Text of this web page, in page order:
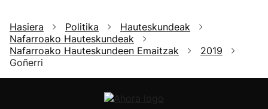
Hasiera Politika
Hauteskundeak
Nafarroako Hauteskundeak
Nafarroako Hauteskundeen Emaitzak
2019
Goñerri